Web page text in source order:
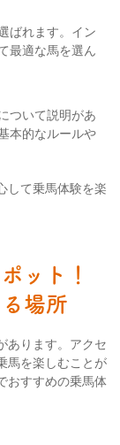
ばれます。イン
最適な馬を選ん
ついて説明があ
本的なルールや
して乗馬体験を楽
ット！
場所
あります。アクセ
馬を楽しむことが
おすすめの乗馬体